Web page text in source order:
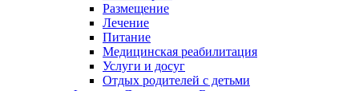
Размещение
Лечение
Питание
Медицинская реабилитация
Услуги и досуг
Отдых родителей с детьми